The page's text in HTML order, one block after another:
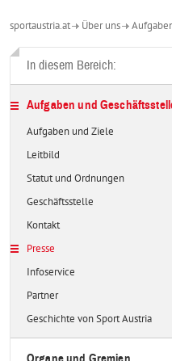
sportaustria.at Über uns
In diesem Bereich:
Aufgaben und
Aufgaben und Ziele
Leitbild
Statut und Ordnungen
Geschäftsstelle
Kontakt
Presse
Infoservice
Partner
Geschichte von Sport Austria